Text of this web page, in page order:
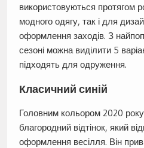
використовуються протягом
модного одягу, так і для
оформлення заходів. З
сезоні можна виділити 5
підходять для одруження.
Класичний синій
Головним кольором 2020
благородний відтінок, який
оформлення весілля. Він